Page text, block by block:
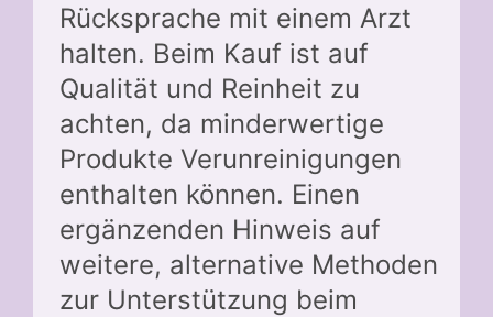
Rücksprache mit einem Arzt
halten. Beim Kauf ist auf
Qualität und Reinheit zu
achten, da minderwertige
Produkte Verunreinigungen
enthalten können. Einen
ergänzenden Hinweis auf
weitere, alternative Methoden
zur Unterstützung beim